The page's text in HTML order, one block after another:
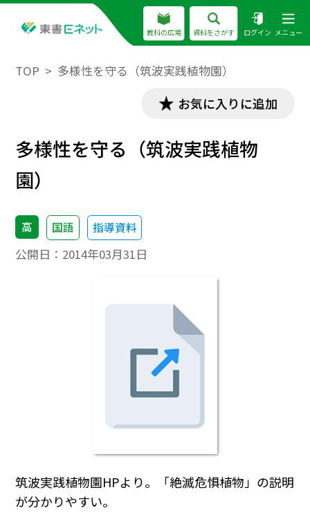
教科の広場 資料をさがす ログイン メニュー
TOP 多様性を守る（筑波実践植物園）
お気に入りに追加
多様性を守る（筑波実践植物
園）
高 国語 指導資料
公開日： 2014年03月31日
筑波実践植物園HPより。「絶滅危惧植物」の説明
が分かりやすい。